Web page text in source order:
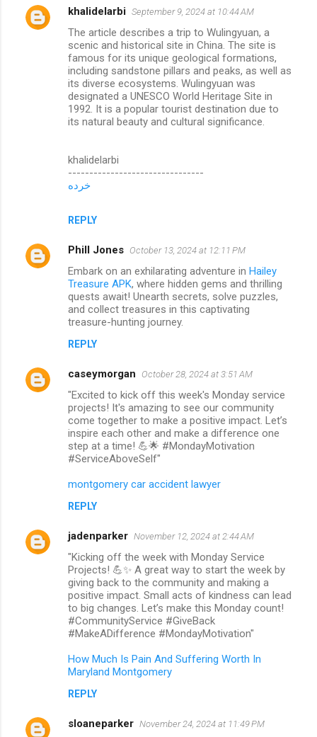
khalidelarbi September 9, 2024 at 10:44 AM
The article describes a trip to Wulingyuan, a
scenic and historical site in China. The site is
famous for its unique geological formations,
including sandstone pillars and peaks, as well as
its diverse ecosystems. Wulingyuan was
designated a UNESCO World Heritage Site in
1992. It is a popular tourist destination due to
its natural beauty and cultural significance.
khalidelarbi
--------------------------------
خرده
REPLY
Phill Jones October 13, 2024 at 12:11 PM
Embark on an exhilarating adventure in Hailey
Treasure APK, where hidden gems and thrilling
quests await! Unearth secrets, solve puzzles,
and collect treasures in this captivating
treasure-hunting journey.
REPLY
caseymorgan October 28, 2024 at 3:51 AM
"Excited to kick off this week's Monday service
projects! It's amazing to see our community
come together to make a positive impact. Let’s
inspire each other and make a difference one
step at a time! 💪🌟 #MondayMotivation
#ServiceAboveSelf"
montgomery car accident lawyer
REPLY
jadenparker November 12, 2024 at 2:44 AM
"Kicking off the week with Monday Service
Projects! 💪✨ A great way to start the week by
giving back to the community and making a
positive impact. Small acts of kindness can lead
to big changes. Let’s make this Monday count!
#CommunityService #GiveBack
#MakeADifference #MondayMotivation"
How Much Is Pain And Suffering Worth In
Maryland Montgomery
REPLY
sloaneparker November 24, 2024 at 11:49 PM